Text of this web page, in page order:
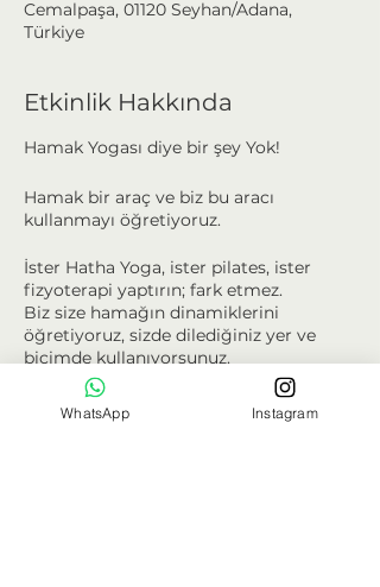
Cemalpaşa, 01120 Seyhan/Adana,
Türkiye
Etkinlik Hakkında
Hamak Yogası diye bir şey Yok!
Hamak bir araç ve biz bu aracı
kullanmayı öğretiyoruz.
İster Hatha Yoga, ister pilates, ister
fizyoterapi yaptırın; fark etmez.
Biz size hamağın dinamiklerini
öğretiyoruz, sizde dilediğiniz yer ve
biçimde kullanıyorsunuz.
Hamak Yogası Nedir?
Fiyatlar
WhatsApp Instagram